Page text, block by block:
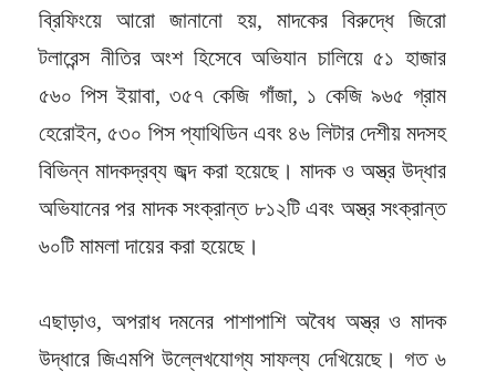
ব্রিফিংয়ে আরো জানানো হয়, মাদকের বিরুদ্ধে জিরো
টলারেন্স নীতির অংশ হিসেবে অভিযান চালিয়ে ৫১ হাজার
৫৬০ পিস ইয়াবা, ৩৫৭ কেজি গাঁজা, ১ কেজি ৯৬৫ গ্রাম
হেরোইন, ৫৩০ পিস প্যাথিডিন এবং ৪৬ লিটার দেশীয় মদসহ
বিভিন্ন মাদকদ্রব্য জব্দ করা হয়েছে। মাদক ও অস্ত্র উদ্ধার
অভিযানের পর মাদক সংক্রান্ত ৮১২টি এবং অস্ত্র সংক্রান্ত
৬০টি মামলা দায়ের করা হয়েছে।
এছাড়াও, অপরাধ দমনের পাশাপাশি অবৈধ অস্ত্র ও মাদক
উদ্ধারে জিএমপি উল্লেখযোগ্য সাফল্য দেখিয়েছে। গত ৬